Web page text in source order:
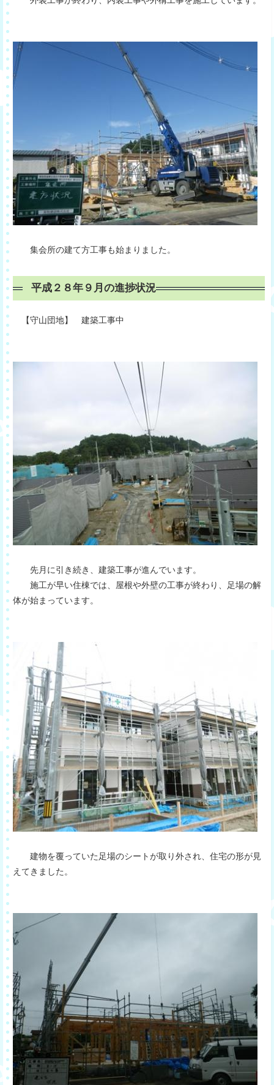
集会所の建て方工事も始まりました。
平成２８年９月の進捗状況
【守山団地】 建築工事中
先月に引き続き、建築工事が進んでいます。
施工が早い住棟では、屋根や外壁の工事が終わり、足場の解
体が始まっています。
建物を覆っていた足場のシートが取り外され、住宅の形が見
えてきました。